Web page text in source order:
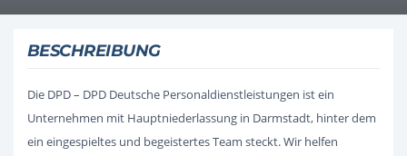
BESCHREIBUNG
Die DPD – DPD Deutsche Personaldienstleistungen ist ein
Unternehmen mit Hauptniederlassung in Darmstadt, hinter dem
ein eingespieltes und begeistertes Team steckt. Wir helfen